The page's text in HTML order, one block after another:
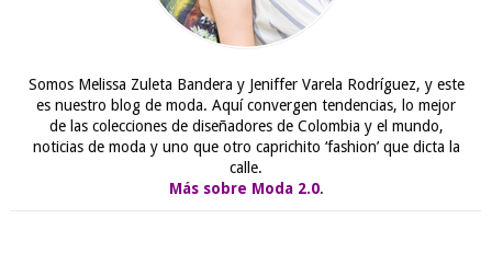
Somos Melissa Zuleta Bandera y Jeniffer Varela Rodríguez, y este
es nuestro blog de moda. Aquí convergen tendencias, lo mejor
de las colecciones de diseñadores de Colombia y el mundo,
noticias de moda y uno que otro caprichito ‘fashion’ que dicta la
calle.
Más sobre Moda 2.0.